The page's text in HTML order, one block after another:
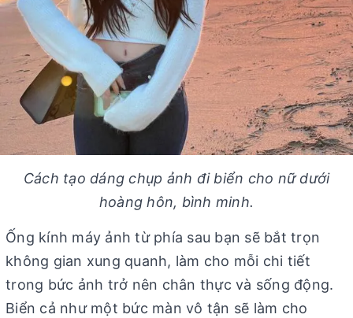
Cách tạo dáng chụp ảnh đi biển cho nữ dưới
hoàng hôn, bình minh.
Ống kính máy ảnh từ phía sau bạn sẽ bắt trọn
không gian xung quanh, làm cho mỗi chi tiết
trong bức ảnh trở nên chân thực và sống động.
Biển cả như một bức màn vô tận sẽ làm cho